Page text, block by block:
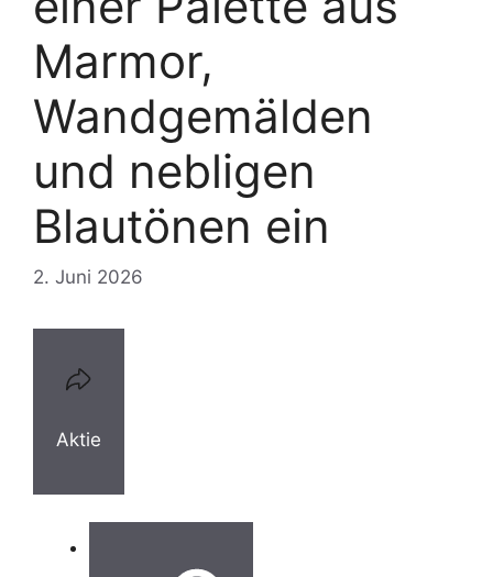
Marmor,
Wandgemälden
und nebligen
Blautönen ein
2. Juni 2026
Aktie